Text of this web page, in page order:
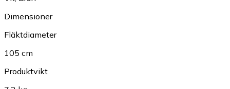
Dimensioner
Fläktdiameter
105 cm
Produktvikt